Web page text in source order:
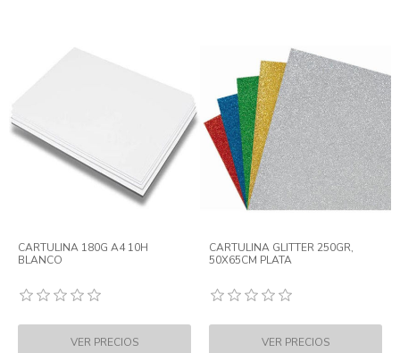
CARTULINA 180G A4 10H
BLANCO
CARTULINA GLITTER 250GR,
50X65CM PLATA